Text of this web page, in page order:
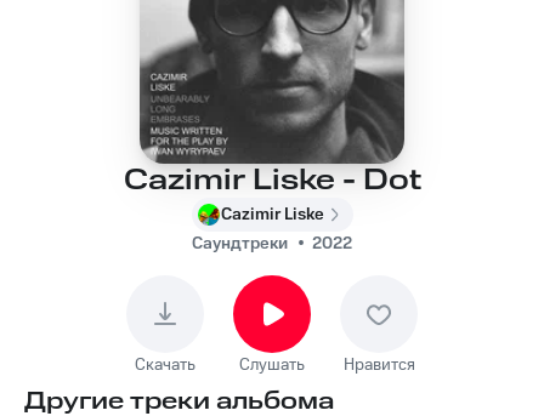
Cazimir Liske - Dot
Cazimir Liske
Саундтреки
2022
Скачать Слушать Нравится
Другие треки альбома